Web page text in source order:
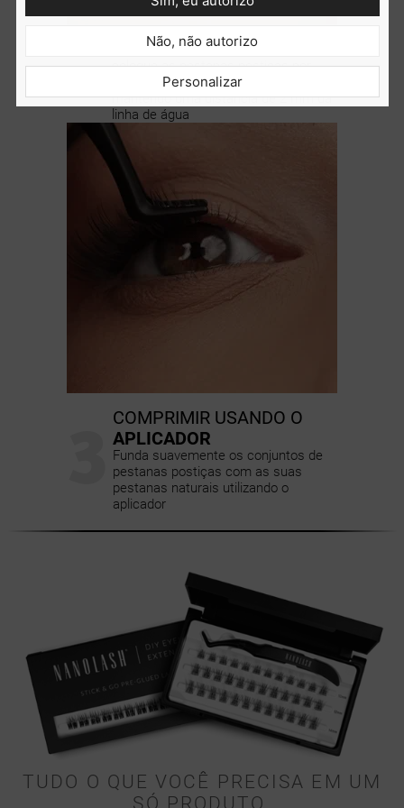
2 APLICARAS PESTANAS
coloque as pestanas postiças por
baixo das pestanas naturais,
mantendo uma distância de 2 mm da
linha de água
COMPRIMIR USANDO O
APLICADOR
Funda suavemente os conjuntos de
pestanas postiças com as suas
pestanas naturais utilizando o
aplicador
TUDO O QUE VOCÊ PRECISA EM UM
SÓ PRODUTO.
Não, não autorizo
Personalizar